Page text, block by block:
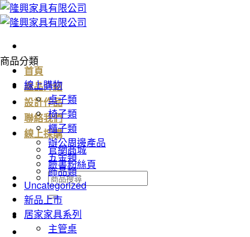
Skip
to
首頁
產品介紹
設計作品
聯絡我們
線上採購
官網商城
臉書粉絲頁
搜
尋
關
鍵
商品分類
線上購物
桌子類
椅子類
櫃子類
辦公周邊產品
五金類
飾品類
Uncategorized
新品上市
居家家具系列
主管桌